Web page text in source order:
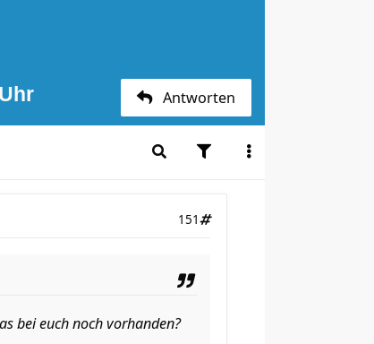
Antworten
151
bei euch noch vorhanden?